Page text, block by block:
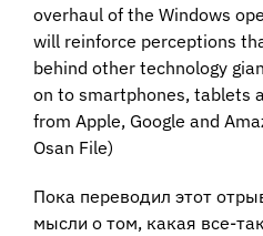
overhaul of the Windows
will reinforce perceptions
behind other technology
on to smartphones, tablets
from Apple, Google and
Osan File)
Пока переводил этот
мысли о том, какая все-